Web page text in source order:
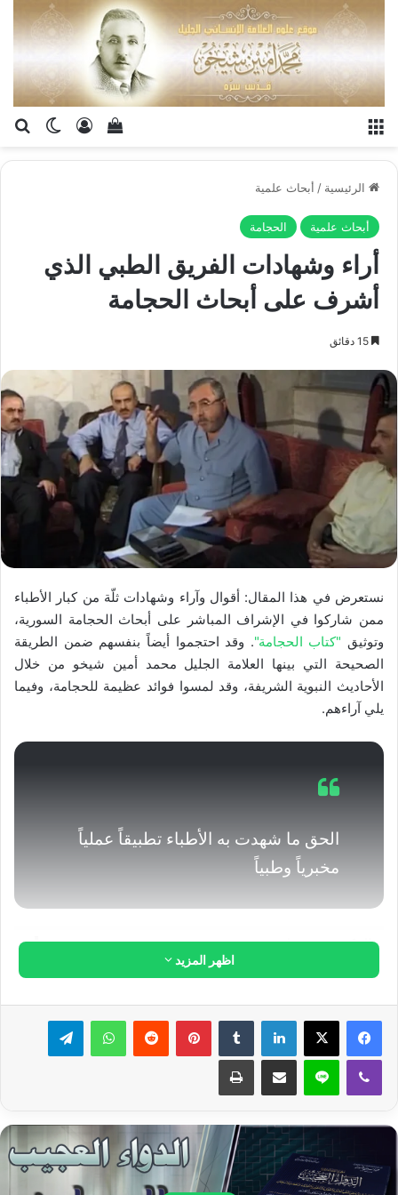
الوضعتسجيل
إستعراض سلة
الرئيسية / أبحاث علمية
أبحاث علمية الحجامة
أراء وشهادات الفريق الطبي الذي
أشرف على أبحاث الحجامة
نستعرض في هذا المقال: أقوال وآراء وشهادات ثلّة من كبار الأطباء
ممن شاركوا في الإشراف المباشر على أبحاث الحجامة السورية،
وتوثيق "كتاب الحجامة". وقد احتجموا أيضاً بنفسهم ضمن الطريقة
الصحيحة التي بينها العلامة الجليل محمد أمين شيخو من خلال
الأحاديث النبوية الشريفة، وقد لمسوا فوائد عظيمة للحجامة، وفيما
يلي آراءهم.
الحق ما شهدت به الأطباء تطبيقاً عملياً
مخبرياً وطبياً
الدكتور مصطفى محمود
أ. د.عبد الباسط محمّد السيّد
أ. د محمد كمال عبد العزيز
أعضاء الفريق الطبي السريري
أ. د عبد الغني عرفه
أ. د أحمد التكريتي
اظهر المزيد
لينكدإن بينتيريست واتساب تيلقرام
ڤايبر لاين مشاركة عبر البريد طباعة